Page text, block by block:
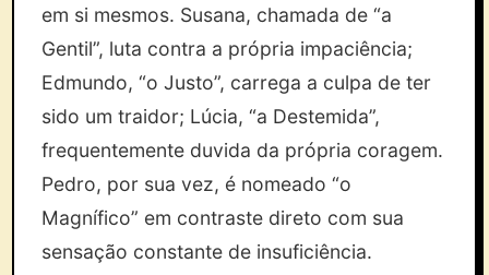
em si mesmos. Susana, chamada de “a
Gentil”, luta contra a própria impaciência;
Edmundo, “o Justo”, carrega a culpa de ter
sido um traidor; Lúcia, “a Destemida”,
frequentemente duvida da própria coragem.
Pedro, por sua vez, é nomeado “o
Magnífico” em contraste direto com sua
sensação constante de insuficiência.